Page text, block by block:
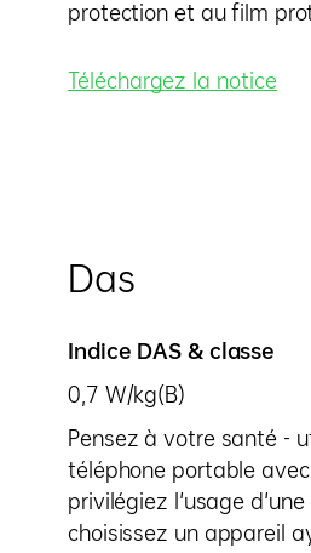
protection et au film
Téléchargez la notice
Das
Indice DAS & classe
0,7 W/kg(B)
Pensez à votre santé -
téléphone portable
privilégiez l'usage d'une
choisissez un appareil